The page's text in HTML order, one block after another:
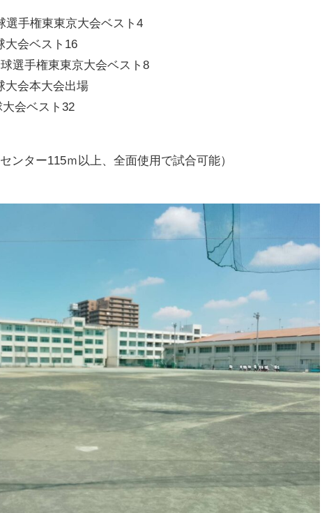
選手権東東京大会ベスト4
大会ベスト16
選手権東東京大会ベスト8
大会本大会出場
会ベスト32
ンター115ｍ以上、全面使用で試合可能）